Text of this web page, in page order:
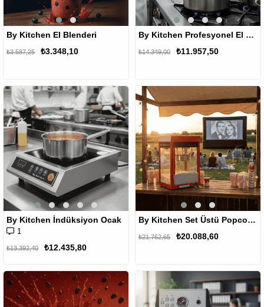
By Kitchen El Blenderi
₺3.348,10
₺3.587,25
By Kitchen Profesyonel El Blender 23.6 cm
₺11.957,50
₺14.349,00
By Kitchen İndüksiyon Ocak
1
₺12.435,80
₺13.392,40
%7
By Kitchen Set Üstü Popcorn Makinesi Kırmızı
₺20.088,60
₺21.762,65
%8
Yeni
Ürün
%10